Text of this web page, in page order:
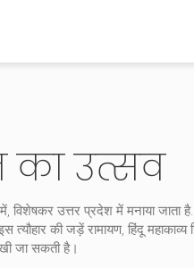
का उत्सव
विशेषकर उत्तर प्रदेश में मनाया जाता है
त्यौहार की जड़ेंरामायण, हिंदू
जा सकती है।